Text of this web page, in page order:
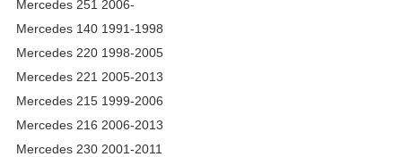
Mercedes 251 2006-
Mercedes 140 1991-1998
Mercedes 220 1998-2005
Mercedes 221 2005-2013
Mercedes 215 1999-2006
Mercedes 216 2006-2013
Mercedes 230 2001-2011